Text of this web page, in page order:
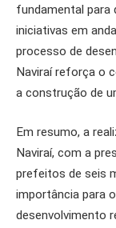
fundamental para
iniciativas em
processo de
Naviraí reforça o
a construção de
Em resumo, a
Naviraí, com a
prefeitos de seis
importância para
desenvolvimento